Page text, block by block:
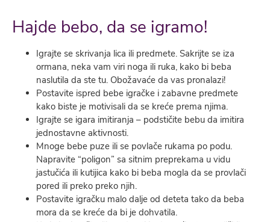
Hajde bebo, da se igramo!
Igrajte se skrivanja lica ili predmete. Sakrijte se iza
ormana, neka vam viri noga ili ruka, kako bi beba
naslutila da ste tu. Obožavaće da vas pronalazi!
Postavite ispred bebe igračke i zabavne predmete
kako biste je motivisali da se kreće prema njima.
Igrajte se igara imitiranja – podstičite bebu da imitira
jednostavne aktivnosti.
Mnoge bebe puze ili se povlače rukama po podu.
Napravite “poligon” sa sitnim preprekama u vidu
jastučića ili kutijica kako bi beba mogla da se provlači
pored ili preko preko njih.
Postavite igračku malo dalje od deteta tako da beba
mora da se kreće da bi je dohvatila.